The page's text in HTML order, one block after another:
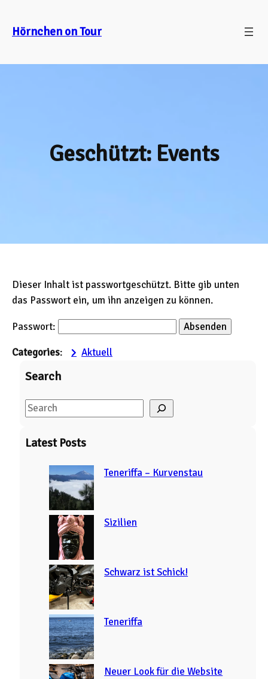
springen
Hörnchen on Tour
Geschützt: Events
Dieser Inhalt ist passwortgeschützt. Bitte gib unten
das Passwort ein, um ihn anzeigen zu können.
Passwort:
Categories: Aktuell
Search
S
e
aLatest Posts
Teneriffa – Kurvenstau
Sizilien
Schwarz ist Schick!
Teneriffa
Neuer Look für die Website